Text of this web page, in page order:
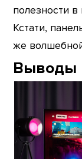
полезности
Кстати,
же
Выводы